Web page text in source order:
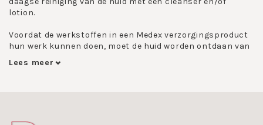
lotion.
Voordat de werkstoffen in een Medex verzorgingsproduct
hun werk kunnen doen, moet de huid worden ontdaan van
Lees meer